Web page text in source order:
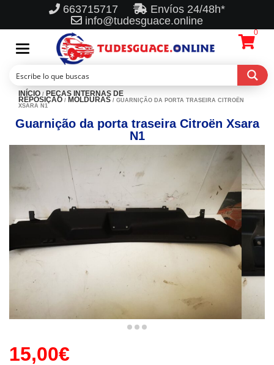
663715717
Envíos 24/48h*
info@tudesguace.online
Toggle
navigation
0
INÍCIO / PEÇAS INTERNAS DE
REPOSIÇÃO / MOLDURAS / GUARNIÇÃO DA PORTA TRASEIRA CITROËN
XSARA N1
Guarnição da porta traseira Citroën Xsara
N1
15,00€